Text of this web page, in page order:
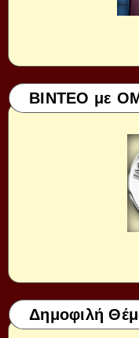
ΒΙΝΤΕΟ με
Δημοφιλή